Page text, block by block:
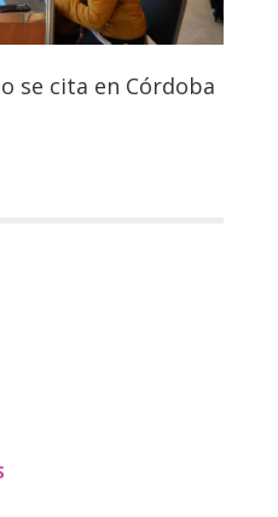
se cita en Córdoba